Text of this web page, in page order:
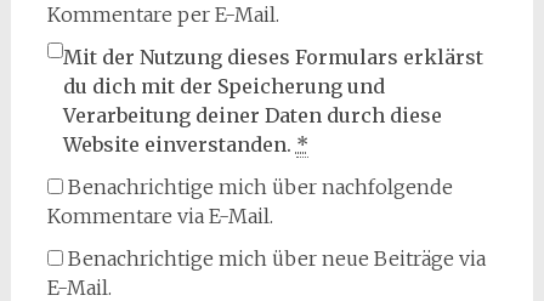
Kommentare per E-Mail.
Mit der Nutzung dieses Formulars erklärst
du dich mit der Speicherung und
Verarbeitung deiner Daten durch diese
Website einverstanden. *
Benachrichtige mich über nachfolgende
Kommentare via E-Mail.
Benachrichtige mich über neue Beiträge via
E-Mail.